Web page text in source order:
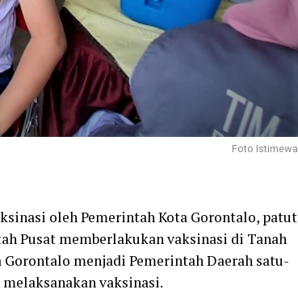
Foto Istimewa
oleh Pemerintah Kota Gorontalo, patut
Pusat memberlakukan vaksinasi di Tanah
menjadi Pemerintah Daerah satu-
vaksinasi.